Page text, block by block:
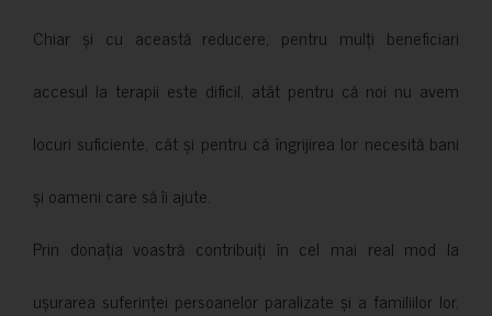
Chiar și cu această reducere, pentru mulți beneficiari
accesul la terapii este dificil, atât pentru că noi nu avem
locuri suficiente, cât și pentru că îngrijirea lor necesită bani
și oameni care să îi ajute.
Prin donația voastră contribuiți în cel mai real mod la
ușurarea suferinței persoanelor paralizate și a familiilor lor,